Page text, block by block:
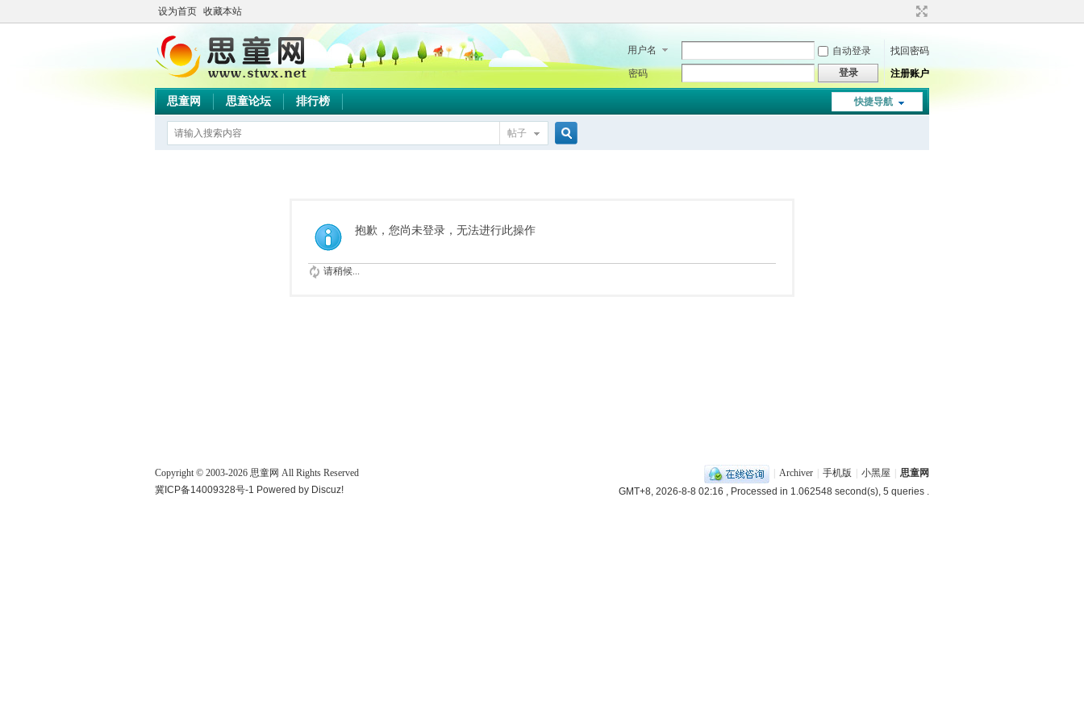
设为首页 收藏本站
用户名 自动登录
找回密码
密码
登录 注册账户
快捷导航
思童网 思童论坛 排行榜
帖子
抱歉，您尚未登录，无法进行此操作
请稍候...
Archiver 手机版 小黑屋
思童网
GMT+8, 2026-8-8 02:16 , Processed in 1.062548 second(s), 5 queries .
Copyright © 2003-2026 思童网 All Rights Reserved
冀ICP备14009328号-1 Powered by Discuz!